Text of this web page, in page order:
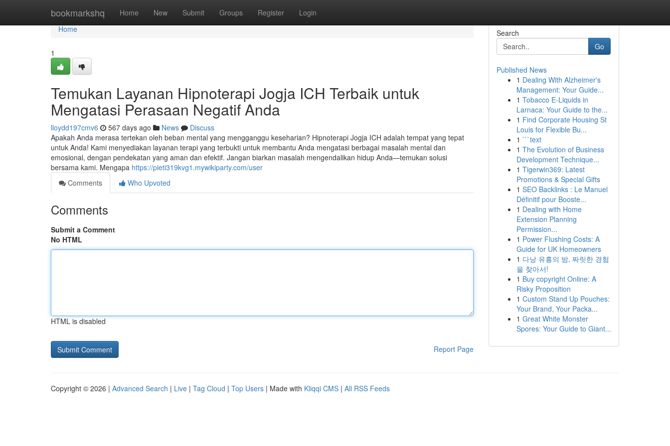
bookmarkshq Home New Submit Groups Register Login
Home
Home
1
Temukan Layanan Hipnoterapi Jogja ICH Terbaik untuk
Mengatasi Perasaan Negatif Anda
lloydd197cmv6 567 days ago News
Discuss
Apakah Anda merasa tertekan oleh beban mental yang mengganggu keseharian? Hipnoterapi Jogja ICH adalah tempat yang tepat
untuk Anda! Kami menyediakan layanan terapi yang terbukti untuk membantu Anda mengatasi berbagai masalah mental dan
emosional, dengan pendekatan yang aman dan efektif. Jangan biarkan masalah mengendalikan hidup Anda—temukan solusi
bersama kami. Mengapa https://pieti319kvg1.mywikiparty.com/user
Comments
Who Upvoted
Comments
Submit a Comment
No HTML
HTML is disabled
Report Page
Search
Go
Published News
1 Dealing With Alzheimer's
Management: Your Guide...
1 Tobacco E-Liquids in
Larnaca: Your Guide to the...
1 Find Corporate Housing St
Louis for Flexible Bu...
1 ```text
1 The Evolution of Business
Development Technique...
1 Tigerwin369: Latest
Promotions & Special Gifts
1 SEO Backlinks : Le Manuel
Définitif pour Booste...
1 Dealing with Home
Extension Planning
Permission...
1 Power Flushing Costs: A
Guide for UK Homeowners
1 다낭 유흥의 밤, 짜릿한 경험
을 찾아서!
1 Buy copyright Online: A
Risky Proposition
1 Custom Stand Up Pouches:
Your Brand, Your Packa...
1 Great White Monster
Spores: Your Guide to Giant...
Copyright © 2026 | Advanced Search | Live | Tag Cloud | Top Users | Made with Kliqqi CMS | All RSS Feeds